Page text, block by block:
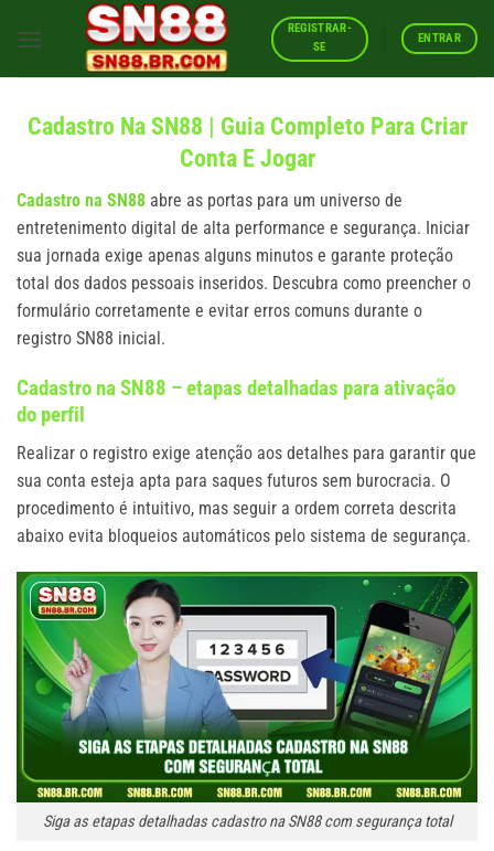
REGISTRAR-
SE
ENTRAR
Cadastro Na SN88 | Guia Completo Para Criar
Conta E Jogar
Cadastro na SN88 abre as portas para um universo de
entretenimento digital de alta performance e segurança. Iniciar
sua jornada exige apenas alguns minutos e garante proteção
total dos dados pessoais inseridos. Descubra como preencher o
formulário corretamente e evitar erros comuns durante o
registro SN88 inicial.
Cadastro na SN88 – etapas detalhadas para ativação
do perfil
Realizar o registro exige atenção aos detalhes para garantir que
sua conta esteja apta para saques futuros sem burocracia. O
procedimento é intuitivo, mas seguir a ordem correta descrita
abaixo evita bloqueios automáticos pelo sistema de segurança.
Siga as etapas detalhadas cadastro na SN88 com segurança total